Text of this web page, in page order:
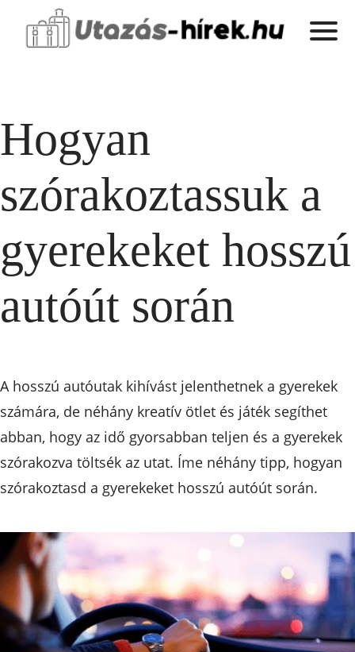
Hogyan
szórakoztassuk a
gyerekeket hosszú
autóút során
A hosszú autóutak kihívást jelenthetnek a gyerekek
számára, de néhány kreatív ötlet és játék segíthet
abban, hogy az idő gyorsabban teljen és a gyerekek
szórakozva töltsék az utat. Íme néhány tipp, hogyan
szórakoztasd a gyerekeket hosszú autóút során.